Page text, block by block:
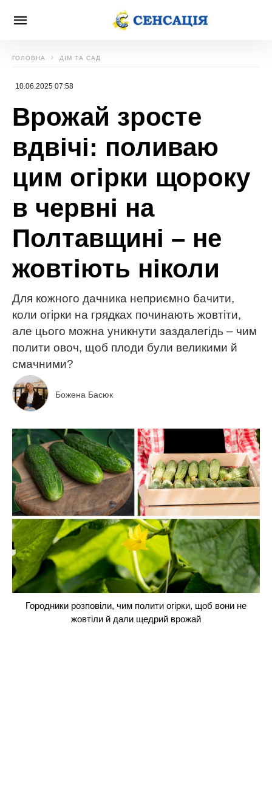
ГОЛОВНА ДІМ ТА САД
10.06.2025 07:58
Врожай зросте
вдвічі: поливаю
цим огірки щороку
в червні на
Полтавщині – не
жовтіють ніколи
Для кожного дачника неприємно бачити,
коли огірки на грядках починають жовтіти,
але цього можна уникнути заздалегідь – чим
полити овоч, щоб плоди були великими й
смачними?
Божена Басюк
Городники розповіли, чим полити огірки, щоб вони не
жовтіли й дали щедрий врожай